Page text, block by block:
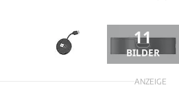
11
BILDER
ANZEIGE